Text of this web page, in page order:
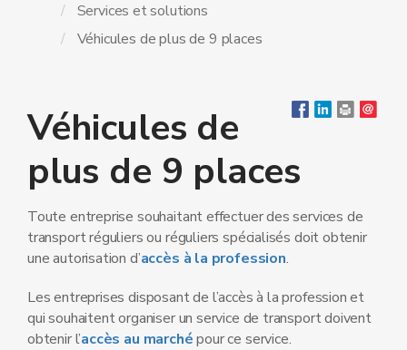
Services et solutions
Véhicules de plus de 9 places
Véhicules de
plus de 9 places
Toute entreprise souhaitant effectuer des services de
transport réguliers ou réguliers spécialisés doit obtenir
une autorisation d’accès à la profession.
Les entreprises disposant de l’accès à la profession et
qui souhaitent organiser un service de transport doivent
obtenir l’accès au marchépour ce service.